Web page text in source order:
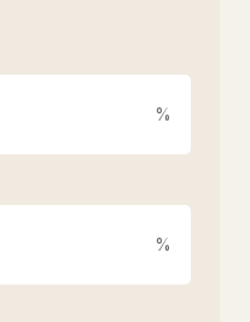
%
%